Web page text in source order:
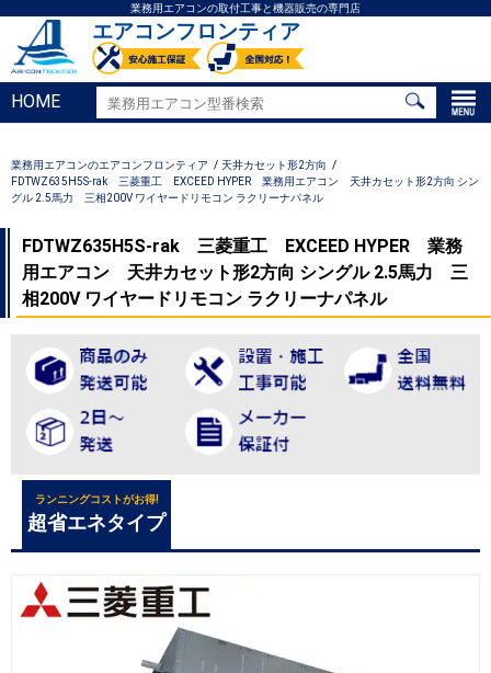
業務用エアコンの取付工事と機器販売の専門店
エアコンフロンティア
HOME
業務用エアコンのエアコンフロンティア
天井カセット形2方向
FDTWZ635H5S-rak 三菱重工 EXCEED HYPER 業務用エアコン 天井カセット形2方向 シン
グル 2.5馬力 三相200V ワイヤードリモコン ラクリーナパネル
FDTWZ635H5S-rak 三菱重工 EXCEED HYPER 業務
用エアコン 天井カセット形2方向 シングル 2.5馬力 三
相200V ワイヤードリモコン ラクリーナパネル
ランニングコストがお得!
超省エネタイプ